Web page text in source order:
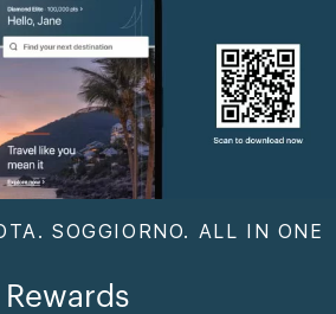
SOGGIORNO. ALL IN ONE